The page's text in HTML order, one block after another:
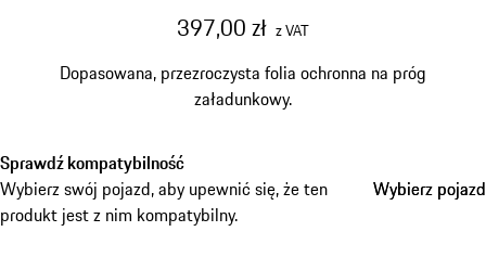
397,00 zł z VAT
Dopasowana, przezroczysta folia ochronna na próg
załadunkowy.
Sprawdź kompatybilność
Wybierz swój pojazd, aby upewnić się, że ten
produkt jest z nim kompatybilny.
Wybierz pojazd
Wybierz pojazd